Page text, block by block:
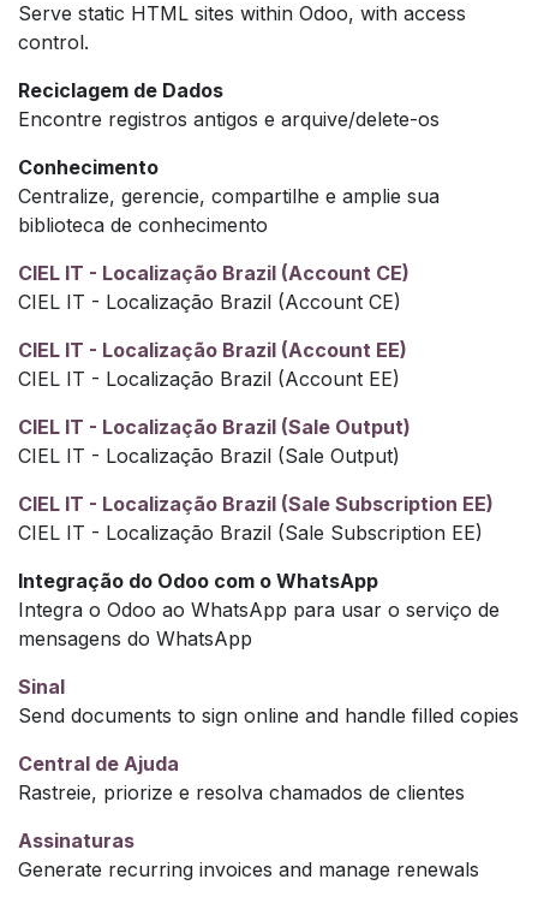
Serve static HTML sites within Odoo, with access
control.
Reciclagem de Dados
Encontre registros antigos e arquive/delete-os
Conhecimento
Centralize, gerencie, compartilhe e amplie sua
biblioteca de conhecimento
CIEL IT - Localização Brazil (Account CE)
CIEL IT - Localização Brazil (Account CE)
CIEL IT - Localização Brazil (Account EE)
CIEL IT - Localização Brazil (Account EE)
CIEL IT - Localização Brazil (Sale Output)
CIEL IT - Localização Brazil (Sale Output)
CIEL IT - Localização Brazil (Sale Subscription EE)
CIEL IT - Localização Brazil (Sale Subscription EE)
Integração do Odoo com o WhatsApp
Integra o Odoo ao WhatsApp para usar o serviço de
mensagens do WhatsApp
Sinal
Send documents to sign online and handle filled copies
Central de Ajuda
Rastreie, priorize e resolva chamados de clientes
Assinaturas
Generate recurring invoices and manage renewals